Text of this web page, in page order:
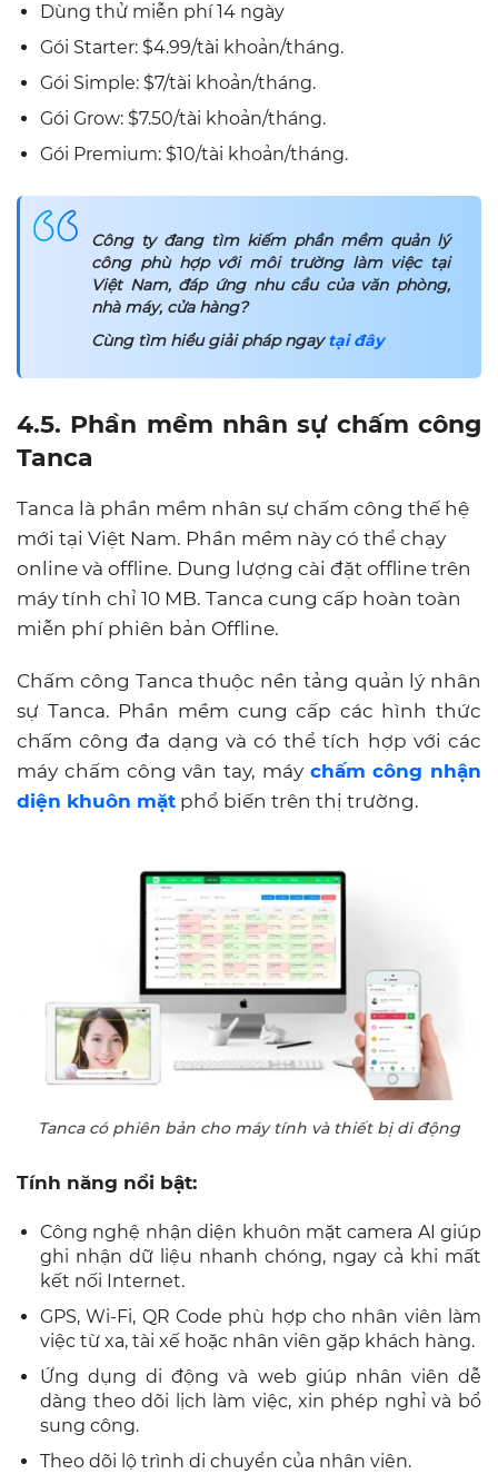
Dùng thử miễn phí 14 ngày
Gói Starter: $4.99/tài khoản/tháng.
Gói Simple: $7/tài khoản/tháng.
Gói Grow: $7.50/tài khoản/tháng.
Gói Premium: $10/tài khoản/tháng.
Công ty đang tìm kiếm phần mềm quản lý
công phù hợp với môi trường làm việc tại
Việt Nam, đáp ứng nhu cầu của văn phòng,
nhà máy, cửa hàng?
Cùng tìm hiểu giải pháp ngaytại đây
4.5. Phần mềm nhân sự chấm công
Tanca
Tanca là phần mềm nhân sự chấm công thế hệ
mới tại Việt Nam. Phần mềm này có thể chạy
online và offline. Dung lượng cài đặt offline trên
máy tính chỉ 10 MB. Tanca cung cấp hoàn toàn
miễn phí phiên bản Offline.
Chấm công Tanca thuộc nền tảng quản lý nhân
sự Tanca. Phần mềm cung cấp các hình thức
chấm công đa dạng và có thể tích hợp với các
máy chấm công vân tay, máy chấm công nhận
diện khuôn mặt phổ biến trên thị trường.
Tanca có phiên bản cho máy tính và thiết bị di động
Tính năng nổi bật:
Công nghệ nhận diện khuôn mặt camera AI giúp
ghi nhận dữ liệu nhanh chóng, ngay cả khi mất
kết nối Internet.
GPS, Wi‑Fi, QR Code phù hợp cho nhân viên làm
việc từ xa, tài xế hoặc nhân viên gặp khách hàng.
Ứng dụng di động và web giúp nhân viên dễ
dàng theo dõi lịch làm việc, xin phép nghỉ và bổ
sung công.
Theo dõi lộ trình di chuyển của nhân viên.